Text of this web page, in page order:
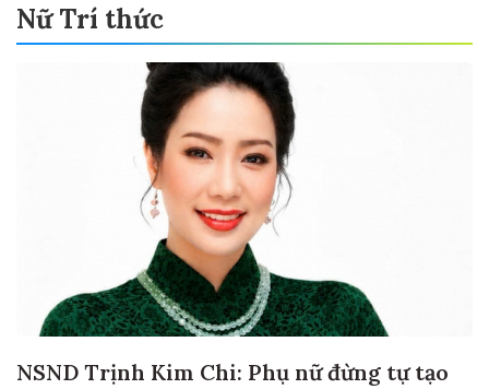
Nữ Trí thức
NSND Trịnh Kim Chi: Phụ nữ đừng tự tạo